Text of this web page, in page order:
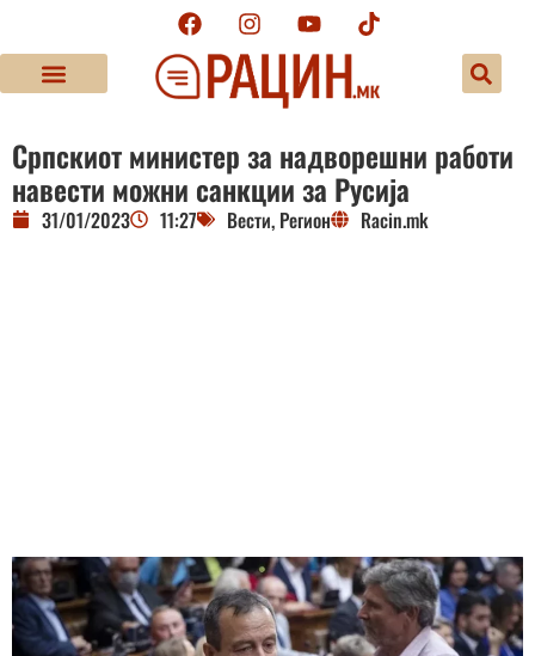
Српскиот министер за надворешни работи
навести можни санкции за Русија
31/01/2023 11:27 Вести, Регион Racin.mk